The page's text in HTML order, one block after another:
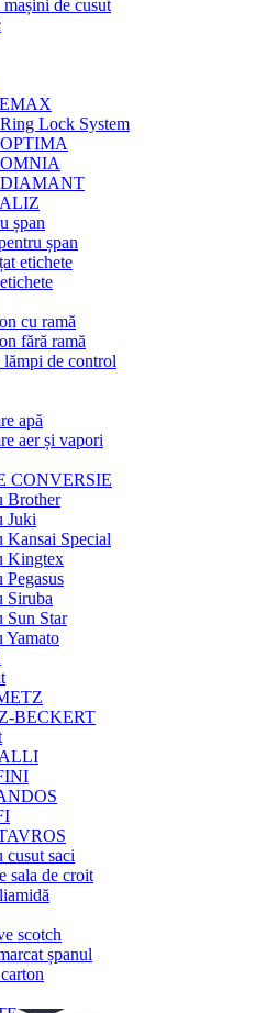
de cusut
Lock System
șpan
șpan
etichete
cu ramă
fără ramă
de control
apă
aer și vapori
CONVERSIE
Brother
Juki
Kansai Special
Kingtex
Pegasus
Siruba
Sun Star
Yamato
BECKERT
cusut saci
sala de croit
scotch
șpanul